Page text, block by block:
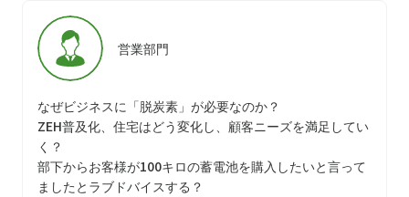
営業部門
なぜビジネスに「脱炭素」が必要なのか？
ZEH普及化、住宅はどう変化し、顧客ニーズを満足してい
く？
部下からお客様が100キロの蓄電池を購入したいと言って
ましたとラブドバイスする？